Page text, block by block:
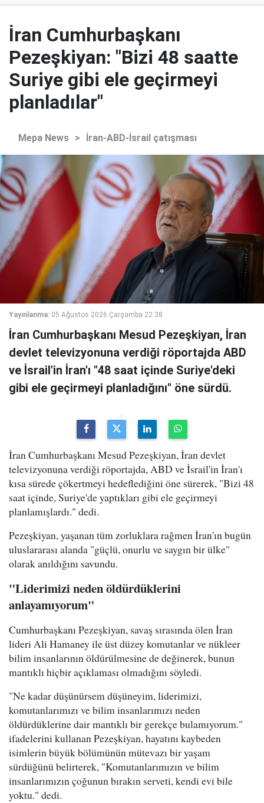
İran Cumhurbaşkanı
Pezeşkiyan: "Bizi 48 saatte
Suriye gibi ele geçirmeyi
planladılar"
Mepa News > İran-ABD-İsrail çatışması
Yayınlanma: 05 Ağustos 2026 Çarşamba 22:38
İran Cumhurbaşkanı Mesud Pezeşkiyan, İran
devlet televizyonuna verdiği röportajda ABD
ve İsrail'in İran'ı "48 saat içinde Suriye'deki
gibi ele geçirmeyi planladığını" öne sürdü.
İran Cumhurbaşkanı Mesud Pezeşkiyan, İran devlet
televizyonuna verdiği röportajda, ABD ve İsrail'in İran'ı
kısa sürede çökertmeyi hedeflediğini öne sürerek, "Bizi 48
saat içinde, Suriye'de yaptıkları gibi ele geçirmeyi
planlamışlardı." dedi.
Pezeşkiyan, yaşanan tüm zorluklara rağmen İran'ın bugün
uluslararası alanda "güçlü, onurlu ve saygın bir ülke"
olarak anıldığını savundu.
"Liderimizi neden öldürdüklerini
anlayamıyorum"
Cumhurbaşkanı Pezeşkiyan, savaş sırasında ölen İran
lideri Ali Hamaney ile üst düzey komutanlar ve nükleer
bilim insanlarının öldürülmesine de değinerek, bunun
mantıklı hiçbir açıklaması olmadığını söyledi.
"Ne kadar düşünürsem düşüneyim, liderimizi,
komutanlarımızı ve bilim insanlarımızı neden
öldürdüklerine dair mantıklı bir gerekçe bulamıyorum."
ifadelerini kullanan Pezeşkiyan, hayatını kaybeden
isimlerin büyük bölümünün mütevazı bir yaşam
sürdüğünü belirterek, "Komutanlarımızın ve bilim
insanlarımızın çoğunun bırakın serveti, kendi evi bile
yoktu." dedi.